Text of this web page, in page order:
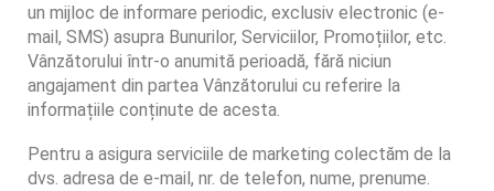
un mijloc de informare periodic, exclusiv electronic (e-
mail, SMS) asupra Bunurilor, Serviciilor, Promoțiilor, etc.
Vânzătorului într-o anumită perioadă, fără niciun
angajament din partea Vânzătorului cu referire la
informațiile conținute de acesta.
Pentru a asigura serviciile de marketing colectăm de la
dvs. adresa de e-mail, nr. de telefon, nume, prenume.